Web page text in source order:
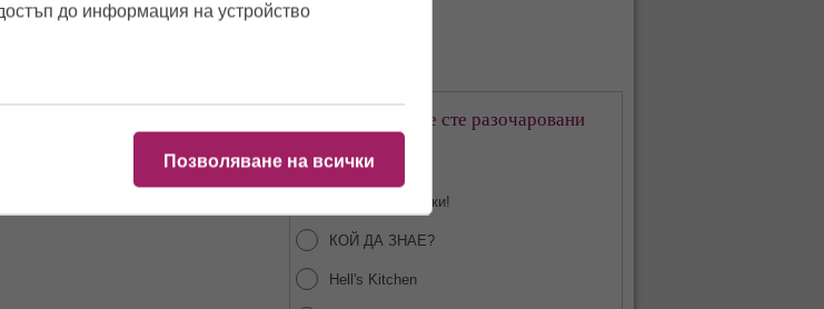
От кое предаване сте разочаровани
Харесвам всички!
КОЙ ДА ЗНАЕ?
Hell's Kitchen
до информация на устройство
Позволяване на всички